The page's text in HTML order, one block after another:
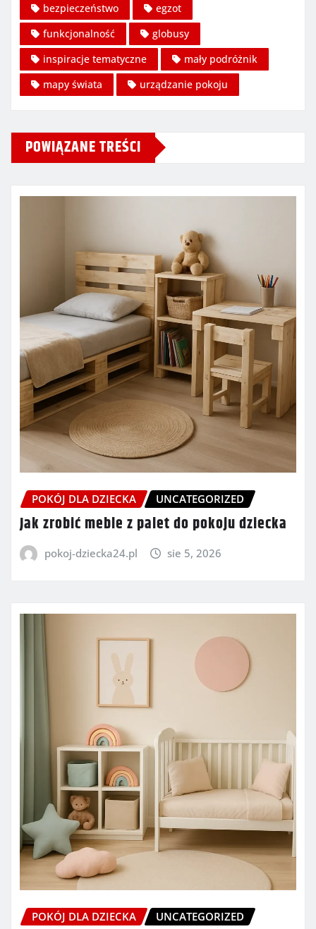
bezpieczeństwo
egzot
funkcjonalność
globusy
inspiracje tematyczne
mały podróżnik
mapy świata
urządzanie pokoju
POWIĄZANE TREŚCI
POKÓJ DLA DZIECKA UNCATEGORIZED
Jak zrobić meble z palet do pokoju dziecka
pokoj-dziecka24.pl sie 5, 2026
POKÓJ DLA DZIECKA UNCATEGORIZED